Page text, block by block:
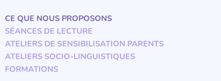
CE QUE NOUS PROPOSONS
SÉANCES DE LECTURE
ATELIERS DE SENSIBILISATION PARENTS
ATELIERS SOCIO-LINGUISTIQUES
FORMATIONS